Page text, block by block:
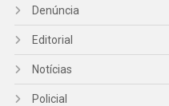
Denúncia
Editorial
Notícias
Policial